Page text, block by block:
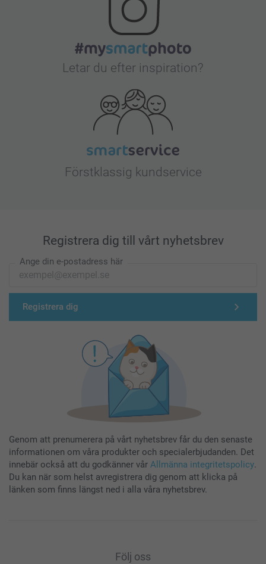
Letar du efter inspiration?
Förstklassig kundservice
Registrera dig till vårt nyhetsbrev
Ange din e-postadress här
Registrera dig
Genom att prenumerera på vårt nyhetsbrev får du den senaste
informationen om våra produkter och specialerbjudanden. Det
innebär också att du godkänner vår Allmänna integritetspolicy.
Du kan när som helst avregistrera dig genom att klicka på
länken som finns längst ned i alla våra nyhetsbrev.
Följ oss